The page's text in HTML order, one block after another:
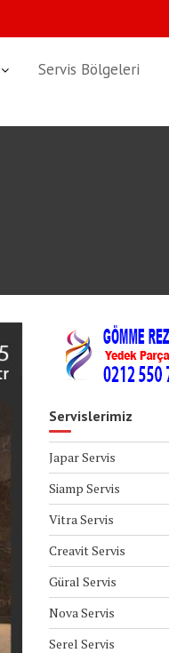
Servis Bölgeleri
Servislerimiz
Japar Servis
Siamp Servis
Vitra Servis
Creavit Servis
Güral Servis
Nova Servis
Serel Servis